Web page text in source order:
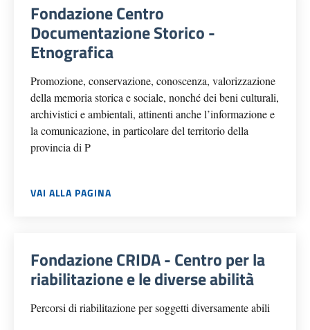
Fondazione Centro
Documentazione Storico -
Etnografica
Promozione, conservazione, conoscenza, valorizzazione
della memoria storica e sociale, nonché dei beni culturali,
archivistici e ambientali, attinenti anche l’informazione e
la comunicazione, in particolare del territorio della
provincia di P
VAI ALLA PAGINA
Fondazione CRIDA - Centro per la
riabilitazione e le diverse abilità
Percorsi di riabilitazione per soggetti diversamente abili